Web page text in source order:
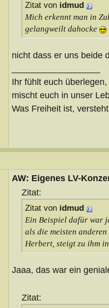
Zitat von idmud
Mich erkennt man in
gelangweilt dahocke
nicht dass er uns beide
Ihr fühlt euch überlegen,
mischt euch in unser
Was Freiheit ist,
AW: Eigenes LV-
Zitat:
Zitat von idmud
Ein Beispiel dafür war
als die meisten
Herbert, steigt zu ihm
Jaaa, das war ein
Zitat: